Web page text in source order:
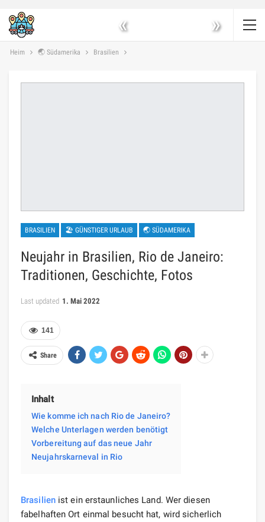
« »
Heim 🌏 Südamerika Brasilien
BRASILIEN 🏖 GÜNSTIGER URLAUB 🌏 SÜDAMERIKA
Neujahr in Brasilien, Rio de Janeiro:
Traditionen, Geschichte, Fotos
Last updated 1. Mai 2022
141
Share
Inhalt
Wie komme ich nach Rio de Janeiro?
Welche Unterlagen werden benötigt
Vorbereitung auf das neue Jahr
Neujahrskarneval in Rio
Brasilienist ein erstaunliches Land. Wer diesen
fabelhaften Ort einmal besucht hat, wird sicherlich